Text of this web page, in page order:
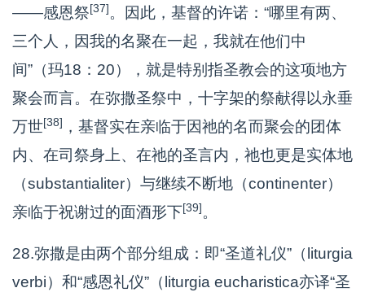
——感恩祭[37]。因此，基督的许诺：“哪里有两、
三个人，因我的名聚在一起，我就在他们中
间”（玛18：20），就是特别指圣教会的这项地方
聚会而言。在弥撒圣祭中，十字架的祭献得以永垂
万世[38] ，基督实在亲临于因祂的名而聚会的团体
内、在司祭身上、在祂的圣言内，祂也更是实体地
（substantialiter）与继续不断地（continenter）
亲临于祝谢过的面酒形下[39]。
28.弥撒是由两个部分组成：即“圣道礼仪”（liturgia
verbi）和“感恩礼仪”（liturgia eucharistica亦译“圣